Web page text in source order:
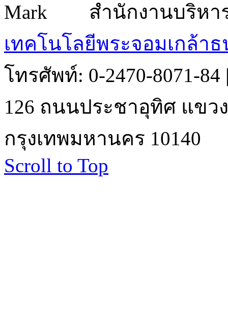
สำนักงานบริห
เทคโนโลยีพระจอมเกล้า
โทรศัพท์: 0-2470-8071-84
126 ถนนประชาอุทิศ แขว
กรุงเทพมหานคร 10140
Scroll to Top